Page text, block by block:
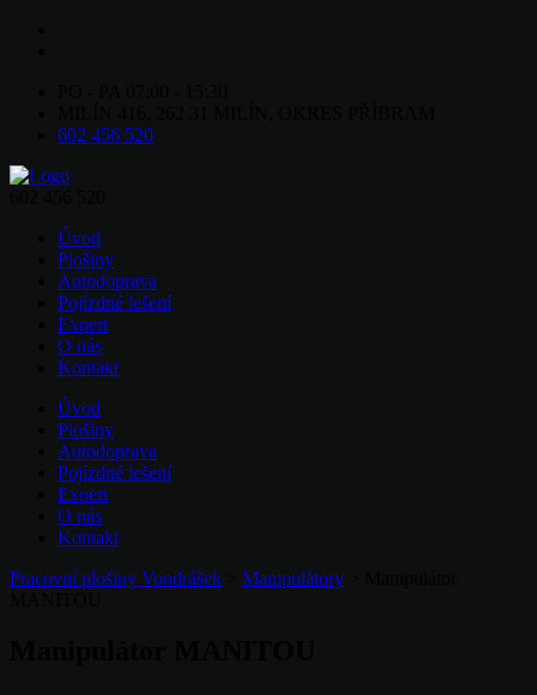
602 456 520
Úvod
Plošiny
Autodoprava
Pojízdné lešení
Expert
O nás
Kontakt
Úvod
Plošiny
Autodoprava
Pojízdné lešení
Expert
O nás
Kontakt
Pracovní plošiny Vondrášek
Manipulátory